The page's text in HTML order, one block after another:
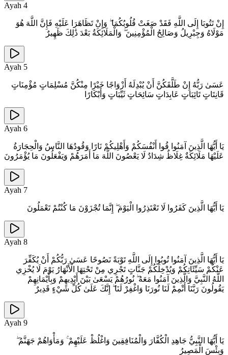
Ayah 4
إِنْ تَتُوبَا إِلَى اللَّهِ فَقَدْ صَغَتْ قُلُوبُكُمَا ۖ وَإِنْ تَظَاهَرَا عَلَيْهِ فَإِنَّ اللَّهَ هُوَ
مَوْلَاهُ وَجِبْرِيلُ وَصَالِحُ الْمُؤْمِنِينَ ۖ وَالْمَلَائِكَةُ بَعْدَ ذَٰلِكَ ظَهِيرٌ
Ayah 5
عَسَىٰ رَبُّهُ إِنْ طَلَّقَكُنَّ أَنْ يُبْدِلَهُ أَزْوَاجًا خَيْرًا مِنْكُنَّ مُسْلِمَاتٍ مُؤْمِنَاتٍ
قَانِتَاتٍ تَائِبَاتٍ عَابِدَاتٍ سَائِحَاتٍ ثَيِّبَاتٍ وَأَبْكَارًا
Ayah 6
يَا أَيُّهَا الَّذِينَ آمَنُوا قُوا أَنْفُسَكُمْ وَأَهْلِيكُمْ نَارًا وَقُودُهَا النَّاسُ وَالْحِجَارَةُ
عَلَيْهَا مَلَائِكَةٌ غِلَاظٌ شِدَادٌ لَا يَعْصُونَ اللَّهَ مَا أَمَرَهُمْ وَيَفْعَلُونَ مَا يُؤْمَرُونَ
Ayah 7
يَا أَيُّهَا الَّذِينَ كَفَرُوا لَا تَعْتَذِرُوا الْيَوْمَ ۖ إِنَّمَا تُجْزَوْنَ مَا كُنْتُمْ تَعْمَلُونَ
Ayah 8
يَا أَيُّهَا الَّذِينَ آمَنُوا تُوبُوا إِلَى اللَّهِ تَوْبَةً نَصُوحًا عَسَىٰ رَبُّكُمْ أَنْ يُكَفِّرَ
عَنْكُمْ سَيِّئَاتِكُمْ وَيُدْخِلَكُمْ جَنَّاتٍ تَجْرِي مِنْ تَحْتِهَا الْأَنْهَارُ يَوْمَ لَا يُخْزِي
اللَّهُ النَّبِيَّ وَالَّذِينَ آمَنُوا مَعَهُ ۖ نُورُهُمْ يَسْعَىٰ بَيْنَ أَيْدِيهِمْ وَبِأَيْمَانِهِمْ
يَقُولُونَ رَبَّنَا أَتْمِمْ لَنَا نُورَنَا وَاغْفِرْ لَنَا ۖ إِنَّكَ عَلَىٰ كُلِّ شَيْءٍ قَدِيرٌ
Ayah 9
يَا أَيُّهَا النَّبِيُّ جَاهِدِ الْكُفَّارَ وَالْمُنَافِقِينَ وَاغْلُظْ عَلَيْهِمْ ۚ وَمَأْوَاهُمْ جَهَنَّمُ ۖ
وَبِئْسَ الْمَصِيرُ